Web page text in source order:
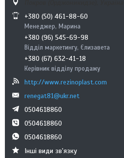
+380 (50) 461-88-60
Менеджер, Марина
+380 (96) 545-69-98
Відділ маркетингу, Єлизавета
+380 (67) 632-41-18
Керівник відділу продажу
http://www.rezinoplast.com
renegat81@ukr.net
0504618860
0504618860
0504618860
Інші види зв'язку